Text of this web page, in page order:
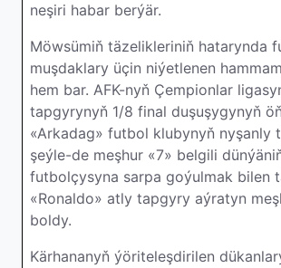
neşiri habar berýär.
Möwsümiň täzelikleriniň hatarynda
muşdaklary üçin niýetlenen
hem bar. AFK-nyň Çempionlar
tapgyrynyň 1/8 final duşuşygynyň
«Arkadag» futbol klubynyň nyşanly
şeýle-de meşhur «7» belgili
futbolçysyna sarpa goýulmak bilen
«Ronaldo» atly tapgyry aýratyn
boldy.
Kärhananyň ýöriteleşdirilen